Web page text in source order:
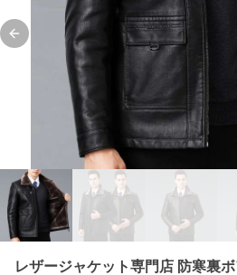
Previous slide
レザージャケット専門店 防寒裏